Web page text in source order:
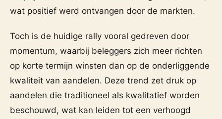
wat positief werd ontvangen door de markten.
Toch is de huidige rally vooral gedreven door
momentum, waarbij beleggers zich meer richten
op korte termijn winsten dan op de onderliggende
kwaliteit van aandelen. Deze trend zet druk op
aandelen die traditioneel als kwalitatief worden
beschouwd, wat kan leiden tot een verhoogd